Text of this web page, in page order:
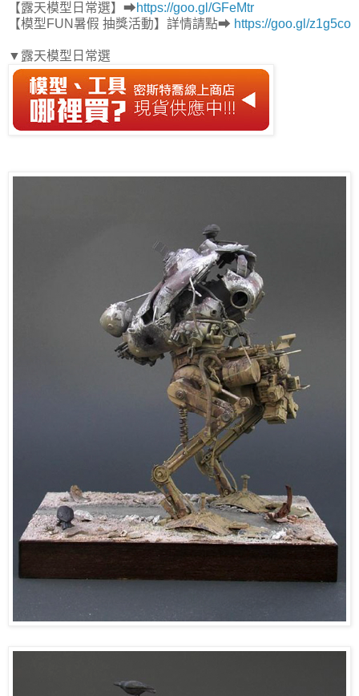
【露天模型日常選】➡https://goo.gl/GFeMtr
【模型FUN暑假 抽獎活動】詳情請點➡ https://goo.gl/z1g5co
▼露天模型日常選